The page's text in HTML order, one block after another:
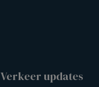
Verkeer updates